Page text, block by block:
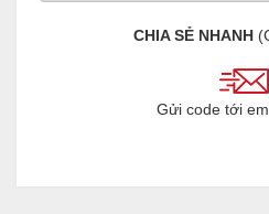
CHIA SẺ NHANH
Gửi code tới